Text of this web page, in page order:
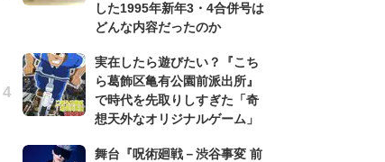
した1995年新年3・4合併号は
どんな内容だったのか
実在したら遊びたい？『こち
ら葛飾区亀有公園前派出所』
で時代を先取りしすぎた「奇
想天外なオリジナルゲーム」
舞台『呪術廻戦－渋谷事変 前